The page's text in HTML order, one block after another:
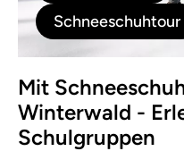
Schneeschuhtour
Mit
Winterwald -
Schulgruppen